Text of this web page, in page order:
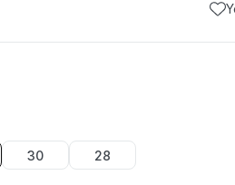
30 28